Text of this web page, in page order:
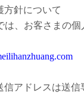
方針について
は、お客さまの
信アドレスは送